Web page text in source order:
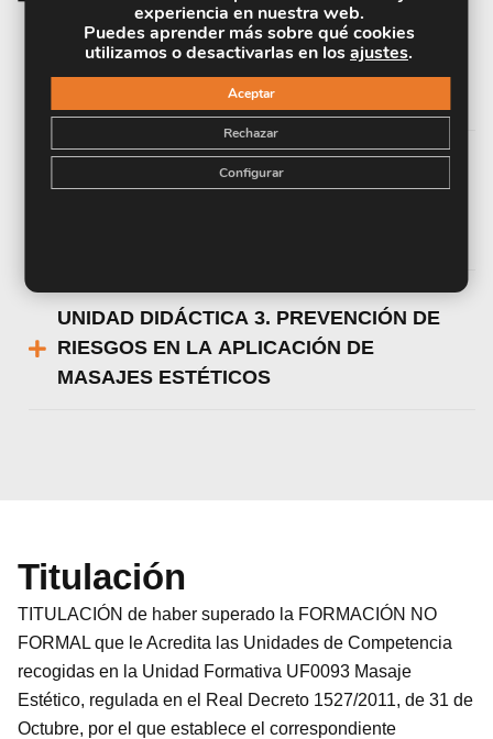
Temario de la materia
UNIDAD DIDÁCTICA 1. PRINCIPIOS Y
FUNDAMENTOS DEL MASAJE ESTÉTICO
UNIDAD DIDÁCTICA 2. LOS MEDIOS, EL
UNIDAD DIDÁCTICA 3. PREVENCIÓN DE
RIESGOS EN LA APLICACIÓN DE
MASAJES ESTÉTICOS
Titulación
TITULACIÓN de haber superado la FORMACIÓN NO
FORMAL que le Acredita las Unidades de Competencia
recogidas en la Unidad Formativa UF0093 Masaje
Estético, regulada en el Real Decreto 1527/2011, de 31 de
Octubre, por el que establece el correspondiente
experiencia en nuestra web.
Puedes aprender más sobre qué cookies
utilizamos o desactivarlas en losajustes.
Aceptar
Rechazar
Configurar